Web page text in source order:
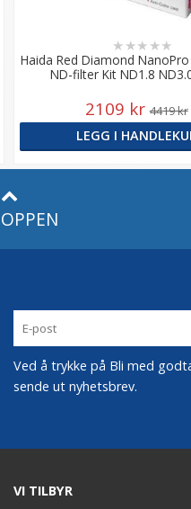
Haida Red Diamond
ND-filter Kit ND1.8
★ ★★ ★★
2109 kr 4419 kr
LEGG I
Ved å trykke på Bli med
sende ut nyhetsbrev.
VI TILBYR